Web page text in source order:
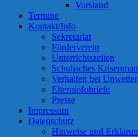
Vorstand
Termine
Kontakt/Info
Sekretariat
Förderverein
Unterrichtszeiten
Schulisches
Verhalten bei Unwetter
Elterninfobriefe
Presse
Impressum
Datenschutz
Hinweise und